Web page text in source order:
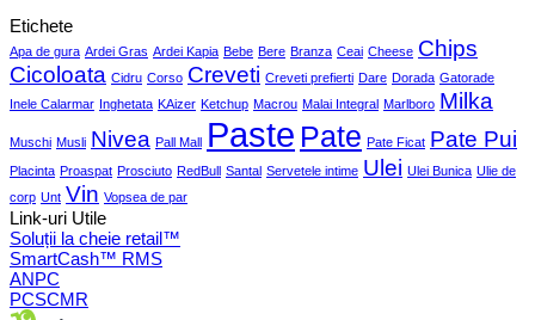
Etichete
Apa de gura Ardei Gras Ardei Kapia Bebe Bere Branza Ceai Cheese Chips
Cicoloata Cidru Corso Creveti Creveti prefierti Dare Dorada Gatorade
Inele Calarmar Inghetata KAizer Ketchup Macrou Malai Integral Marlboro Milka
Muschi Musli Nivea Pall Mall Paste Pate Pate Ficat Pate Pui
Placinta Proaspat Prosciuto RedBull Santal Servetele intime Ulei Ulei Bunica Ulie de
corp Unt Vin Vopsea de par
Link-uri Utile
Soluții la cheie retail™
SmartCash™ RMS
ANPC
PCSCMR